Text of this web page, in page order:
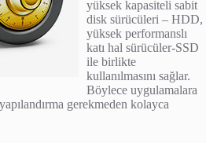
yüksek kapasiteli sabit
disk sürücüleri – HDD,
yüksek performanslı
katı hal sürücüler-SSD
ile birlikte
kullanılmasını sağlar.
Böylece uygulamalara
gerekmeden kolayca